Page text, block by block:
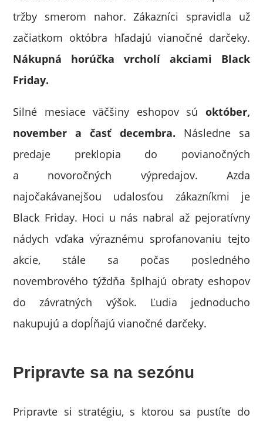
tržby smerom nahor. Zákazníci spravidla už
začiatkom októbra hľadajú vianočné darčeky.
Nákupná horúčka vrcholí akciami Black
Friday.
Silné mesiace väčšiny eshopov sú október,
november a časť decembra. Následne sa
predaje preklopia do povianočných
a novoročných výpredajov. Azda
najočakávanejšou udalosťou zákazníkmi je
Black Friday. Hoci u nás nabral až pejoratívny
nádych vďaka výraznému sprofanovaniu tejto
akcie, stále sa počas posledného
novembrového týždňa šplhajú obraty eshopov
do závratných výšok. Ľudia jednoducho
nakupujú a dopĺňajú vianočné darčeky.
Pripravte sa na sezónu
Pripravte si stratégiu, s ktorou sa pustíte do